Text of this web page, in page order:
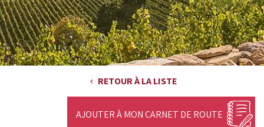
RETOUR À LA LISTE
AJOUTER À MON CARNET DE ROUTE